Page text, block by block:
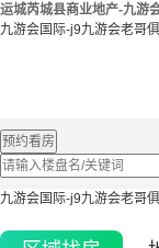
运城芮城县商业地产-九游
九游会国际-j9九游会老哥
预约看房
九游会国际-j9九游会老哥